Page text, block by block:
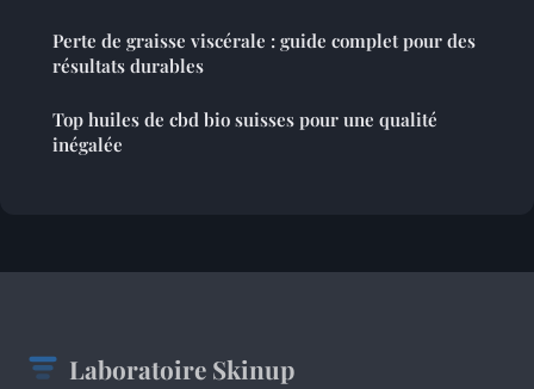
Perte de graisse viscérale : guide complet pour des
résultats durables
Top huiles de cbd bio suisses pour une qualité
inégalée
Laboratoire Skinup